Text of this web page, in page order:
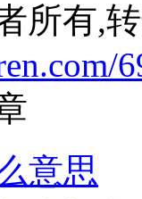
所有,
意思